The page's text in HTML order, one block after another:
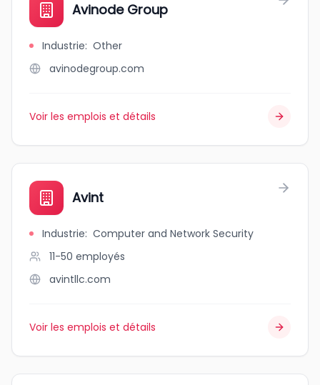
Avinode Group
Industrie: Other
avinodegroup.com
Voir les emplois et détails
Avint
Industrie: Computer and Network Security
11-50 employés
avintllc.com
Voir les emplois et détails